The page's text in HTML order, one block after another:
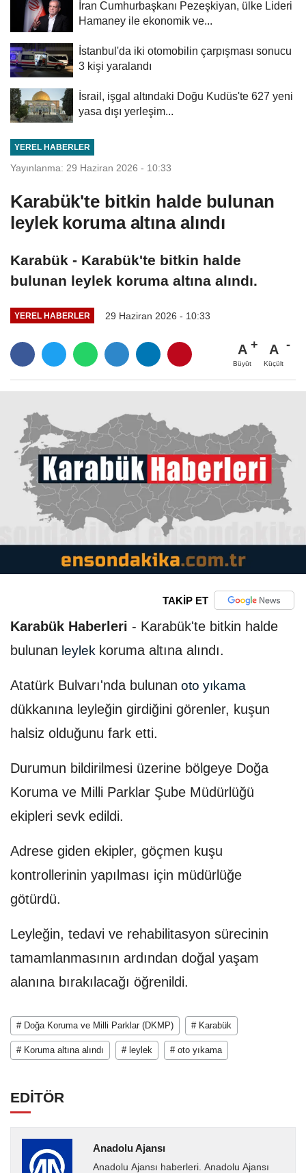
İran Cumhurbaşkanı Pezeşkiyan, ülke Lideri
Hamaney ile ekonomik ve...
İstanbul'da iki otomobilin çarpışması sonucu
3 kişi yaralandı
İsrail, işgal altındaki Doğu Kudüs'te 627 yeni
yasa dışı yerleşim...
YEREL HABERLER
Yayınlanma: 29 Haziran 2026 - 10:33
Karabük'te bitkin halde bulunan
leylek koruma altına alındı
Karabük - Karabük'te bitkin halde
bulunan leylek koruma altına alındı.
YEREL HABERLER 29 Haziran 2026 - 10:33
A
Büyüt
A
Küçült
TAKİP ET
Karabük Haberleri - Karabük'te bitkin halde
bulunan leylek koruma altına alındı.
Atatürk Bulvarı'nda bulunan oto yıkama
dükkanına leyleğin girdiğini görenler, kuşun
halsiz olduğunu fark etti.
Durumun bildirilmesi üzerine bölgeye Doğa
Koruma ve Milli Parklar Şube Müdürlüğü
ekipleri sevk edildi.
Adrese giden ekipler, göçmen kuşu
kontrollerinin yapılması için müdürlüğe
götürdü.
Leyleğin, tedavi ve rehabilitasyon sürecinin
tamamlanmasının ardından doğal yaşam
alanına bırakılacağı öğrenildi.
# Doğa Koruma ve Milli Parklar (DKMP) # Karabük
# Koruma altına alındı # leylek # oto yıkama
EDİTÖR
Anadolu Ajansı
Anadolu Ajansı haberleri. Anadolu Ajansı